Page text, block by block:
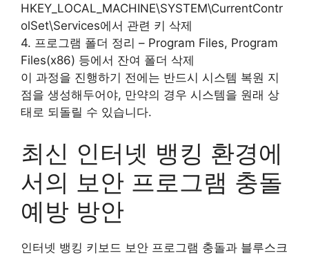
HKEY_LOCAL_MACHINE\SYSTEM\CurrentContr
olSet\Services에서 관련 키 삭제
4. 프로그램 폴더 정리 – Program Files, Program
Files(x86) 등에서 잔여 폴더 삭제
이 과정을 진행하기 전에는 반드시 시스템 복원 지
점을 생성해두어야, 만약의 경우 시스템을 원래 상
태로 되돌릴 수 있습니다.
최신 인터넷 뱅킹 환경에
서의 보안 프로그램 충돌
예방 방안
인터넷 뱅킹 키보드 보안 프로그램 충돌과 블루스크